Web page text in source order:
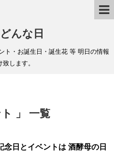
んな日
ト・お誕生日・誕生花 等 明日の情報
します。
ト 」 一覧
念日とイベントは 酒酵母の日